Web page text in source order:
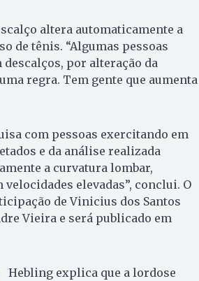
altera automaticamente a
de tênis. “Algumas pessoas
por alteração da
regra. Tem gente que aumenta
com pessoas exercitando em
e da análise realizada
a curvatura lombar,
elevadas”, conclui. O
de Vinicius dos Santos
Vieira e será publicado em
Hebling explica que a lordose